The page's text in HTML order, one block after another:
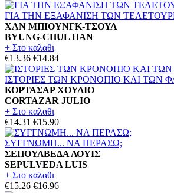
ΓΙΑ ΤΗΝ ΕΞΑΦΑΝΙΣΗ ΤΩΝ
ΧΑΝ ΜΠΙΟΥΝΓΚ-ΤΣΟΥΛ
BYUNG-CHUL HAN
+ Στο καλαθι
€13.36 €14.84
ΙΣΤΟΡΙΕΣ ΤΩΝ ΚΡΟΝΟΠΙΟ ΚΑΙ ΤΩΝ
ΚΟΡΤΑΣΑΡ ΧΟΥΛΙΟ
CORTAZAR JULIO
+ Στο καλαθι
€14.31 €15.90
ΣΥΓΓΝΩΜΗ... ΝΑ ΠΕΡΑΣΩ;
ΣΕΠΟΥΛΒΕΔΑ ΛΟΥΙΣ
SEPULVEDA LUIS
+ Στο καλαθι
€15.26 €16.96